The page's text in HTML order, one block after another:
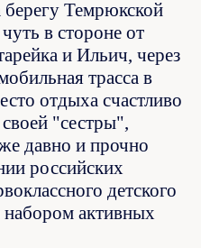
Темрюкской
в стороне от
и Ильич, через
трасса в
отдыха счастливо
"сестры",
давно и прочно
российских
детского
набором активных